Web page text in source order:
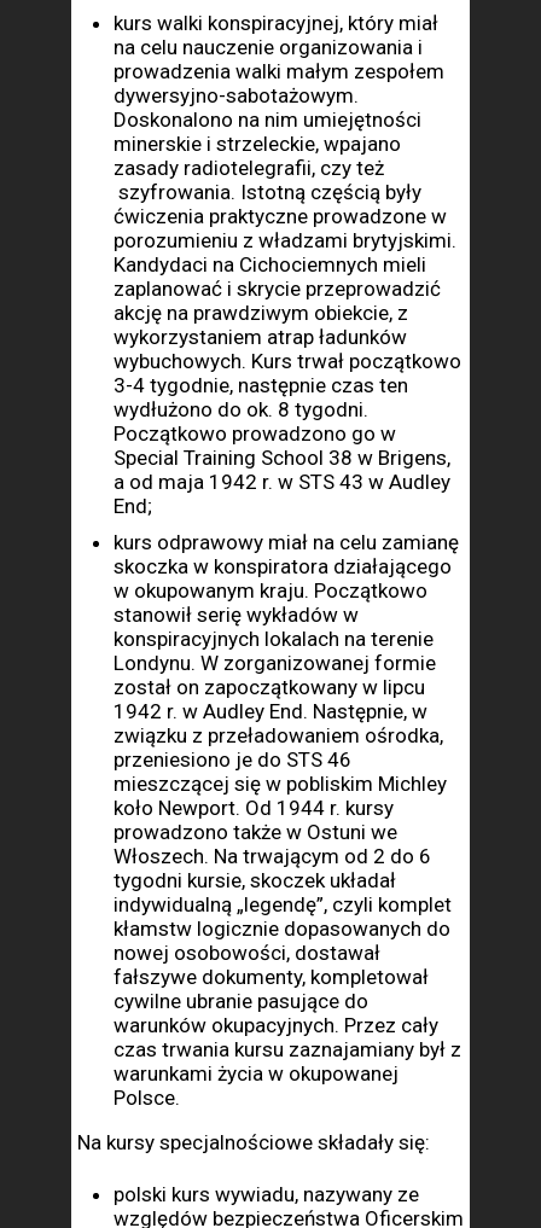
kurs walki konspiracyjnej, który miał
na celu nauczenie organizowania i
prowadzenia walki małym zespołem
dywersyjno-sabotażowym.
Doskonalono na nim umiejętności
minerskie i strzeleckie, wpajano
zasady radiotelegrafii, czy też
szyfrowania. Istotną częścią były
ćwiczenia praktyczne prowadzone w
porozumieniu z władzami brytyjskimi.
Kandydaci na Cichociemnych mieli
zaplanować i skrycie przeprowadzić
akcję na prawdziwym obiekcie, z
wykorzystaniem atrap ładunków
wybuchowych. Kurs trwał początkowo
3-4 tygodnie, następnie czas ten
wydłużono do ok. 8 tygodni.
Początkowo prowadzono go w
Special Training School 38 w Brigens,
a od maja 1942 r. w STS 43 w Audley
End;
kurs odprawowy miał na celu zamianę
skoczka w konspiratora działającego
w okupowanym kraju. Początkowo
stanowił serię wykładów w
konspiracyjnych lokalach na terenie
Londynu. W zorganizowanej formie
został on zapoczątkowany w lipcu
1942 r. w Audley End. Następnie, w
związku z przeładowaniem ośrodka,
przeniesiono je do STS 46
mieszczącej się w pobliskim Michley
koło Newport. Od 1944 r. kursy
prowadzono także w Ostuni we
Włoszech. Na trwającym od 2 do 6
tygodni kursie, skoczek układał
indywidualną „legendę”, czyli komplet
kłamstw logicznie dopasowanych do
nowej osobowości, dostawał
fałszywe dokumenty, kompletował
cywilne ubranie pasujące do
warunków okupacyjnych. Przez cały
czas trwania kursu zaznajamiany był z
warunkami życia w okupowanej
Polsce.
Na kursy specjalnościowe składały się:
polski kurs wywiadu, nazywany ze
względów bezpieczeństwa Oficerskim